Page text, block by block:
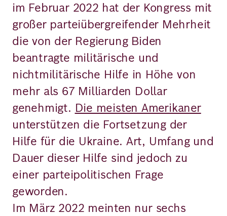
im Februar 2022 hat der Kongress mit
großer parteiübergreifender Mehrheit
die von der Regierung Biden
beantragte militärische und
nichtmilitärische Hilfe in Höhe von
mehr als 67 Milliarden Dollar
genehmigt. Die meisten Amerikaner
unterstützen die Fortsetzung der
Hilfe für die Ukraine. Art, Umfang und
Dauer dieser Hilfe sind jedoch zu
einer parteipolitischen Frage
geworden.
Im März 2022 meinten nur sechs